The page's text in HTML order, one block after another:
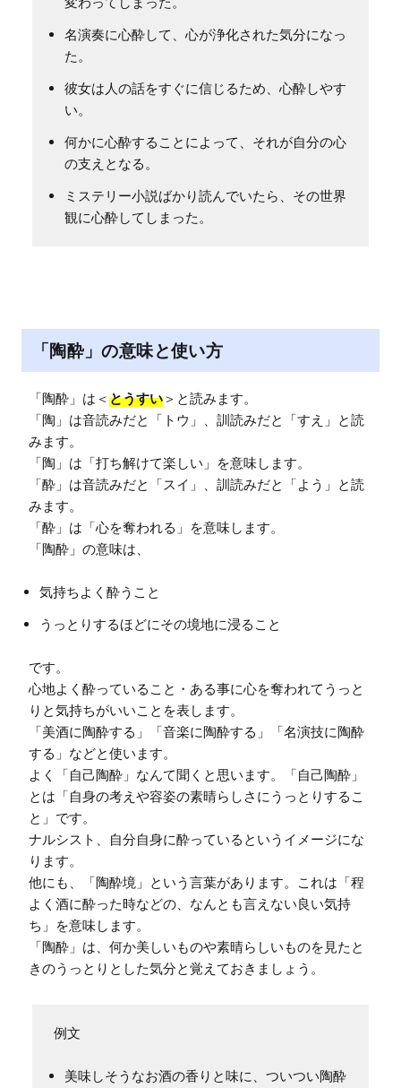
名演奏に心酔して、心が浄化された気分になっ
た。
彼女は人の話をすぐに信じるため、心酔しやす
い。
何かに心酔することによって、それが自分の心
の支えとなる。
ミステリー小説ばかり読んでいたら、その世界
観に心酔してしまった。
「陶酔」の意味と使い方
「陶酔」は＜とうすい＞と読みます。
「陶」は音読みだと「トウ」、訓読みだと「すえ」と読
みます。
「陶」は「打ち解けて楽しい」を意味します。
「酔」は音読みだと「スイ」、訓読みだと「よう」と読
みます。
「酔」は「心を奪われる」を意味します。
気持ちよく酔うこと
うっとりするほどにその境地に浸ること
です。
心地よく酔っていること・ある事に心を奪われてうっと
りと気持ちがいいことを表します。
「美酒に陶酔する」「音楽に陶酔する」「名演技に陶酔
する」などと使います。
よく「自己陶酔」なんて聞くと思います。「自己陶酔」
とは「自身の考えや容姿の素晴らしさにうっとりするこ
と」です。
ナルシスト、自分自身に酔っているというイメージにな
ります。
他にも、「陶酔境」という言葉があります。これは「程
よく酒に酔った時などの、なんとも言えない良い気持
ち」を意味します。
「陶酔」は、何か美しいものや素晴らしいものを見たと
美味しそうなお酒の香りと味に、ついつい陶酔